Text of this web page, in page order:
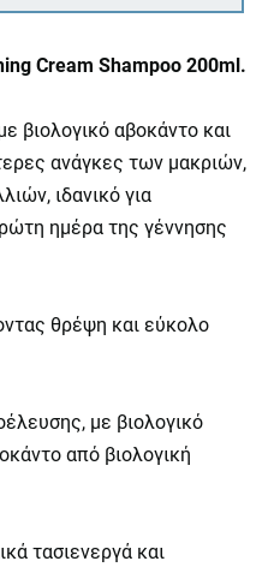
Cream Shampoo 200ml.
βιολογικό αβοκάντο και
ανάγκες των μακριών,
ιδανικό για
ημέρα της γέννησης
θρέψη και εύκολο
με βιολογικό
από βιολογική
τασιενεργά και